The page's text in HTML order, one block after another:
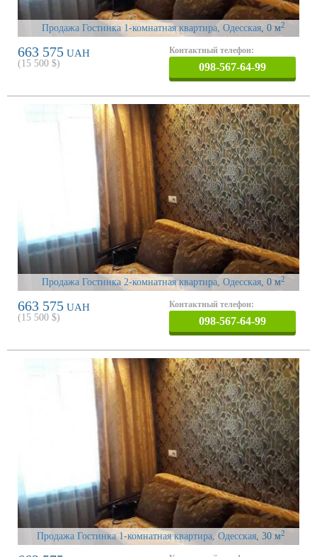
Продажа Гостинка 1-комнатная квартира, Одесская, 0 м2
663 575 UAH
(15 500 $)
Контактный телефон:
098-567-64-99
Продажа Гостинка 2-комнатная квартира, Одесская, 0 м2
663 575 UAH
(15 500 $)
Контактный телефон:
098-567-64-99
Продажа Гостинка 1-комнатная квартира, Одесская , 30 м2